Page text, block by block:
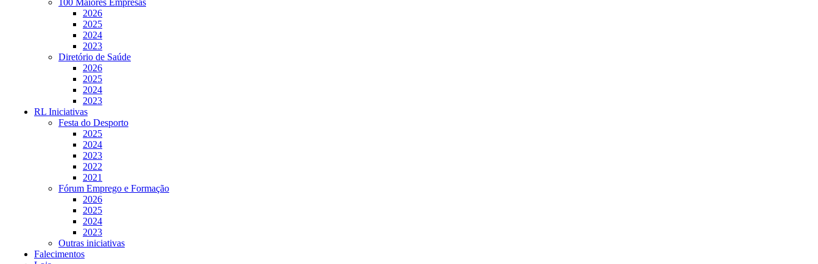
2026
2025
2024
2023
Diretório de Saúde
2026
2025
2024
2023
RL Iniciativas
Festa do Desporto
2025
2024
2023
2022
2021
Fórum Emprego e Formação
2026
2025
2024
2023
Outras iniciativas
Falecimentos